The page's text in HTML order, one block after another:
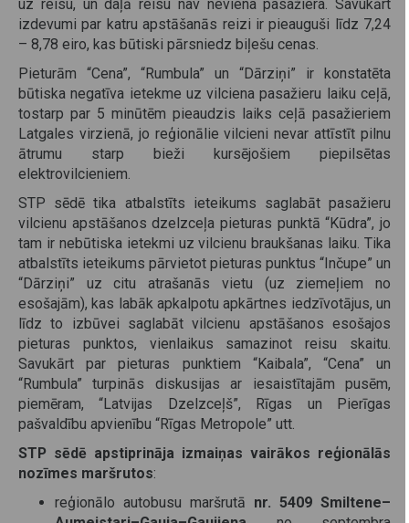
uz reisu, un daļā reisu nav neviena pasažiera. Savukārt
izdevumi par katru apstāšanās reizi ir pieauguši līdz 7,24
– 8,78 eiro, kas būtiski pārsniedz biļešu cenas.
Pieturām “Cena”, “Rumbula” un “Dārziņi” ir konstatēta
būtiska negatīva ietekme uz vilciena pasažieru laiku ceļā,
tostarp par 5 minūtēm pieaudzis laiks ceļā pasažieriem
Latgales virzienā, jo reģionālie vilcieni nevar attīstīt pilnu
ātrumu starp bieži kursējošiem piepilsētas
elektrovilcieniem.
STP sēdē tika atbalstīts ieteikums saglabāt pasažieru
vilcienu apstāšanos dzelzceļa pieturas punktā “Kūdra”, jo
tam ir nebūtiska ietekmi uz vilcienu braukšanas laiku. Tika
atbalstīts ieteikums pārvietot pieturas punktus “Inčupe” un
“Dārziņi” uz citu atrašanās vietu (uz ziemeļiem no
esošajām), kas labāk apkalpotu apkārtnes iedzīvotājus, un
līdz to izbūvei saglabāt vilcienu apstāšanos esošajos
pieturas punktos, vienlaikus samazinot reisu skaitu.
Savukārt par pieturas punktiem “Kaibala”, “Cena” un
“Rumbula” turpinās diskusijas ar iesaistītajām pusēm,
piemēram, “Latvijas Dzelzceļš”, Rīgas un Pierīgas
pašvaldību apvienību “Rīgas Metropole” utt.
STP sēdē apstiprināja izmaiņas vairākos reģionālās
nozīmes maršrutos:
reģionālo autobusu maršrutā nr. 5409 Smiltene–